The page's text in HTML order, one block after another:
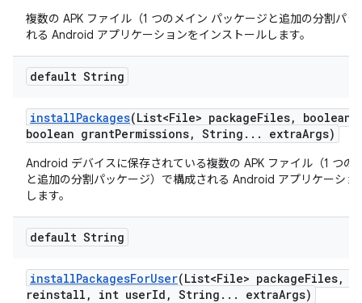
複数の APK ファイル（1 つのメイン パッケージと追加の分割パ
れる Android アプリケーションをインストールします。
default String
installPackages(List<File> packageFiles,
boolean grantPermissions, String . . . extraArgs)
Android デバイスに保存されている複数の APK ファイル（1 つの
と追加の分割パッケージ）で構成される Android アプリケーショ
します。
default String
installPackagesForUser(List<File> packageFiles,
reinstall , int userId , String . . . extraArgs)